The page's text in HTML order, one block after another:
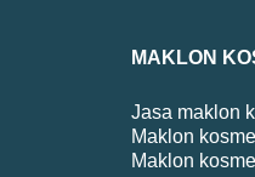
MAKLON
Jasa maklon
Maklon
Maklon